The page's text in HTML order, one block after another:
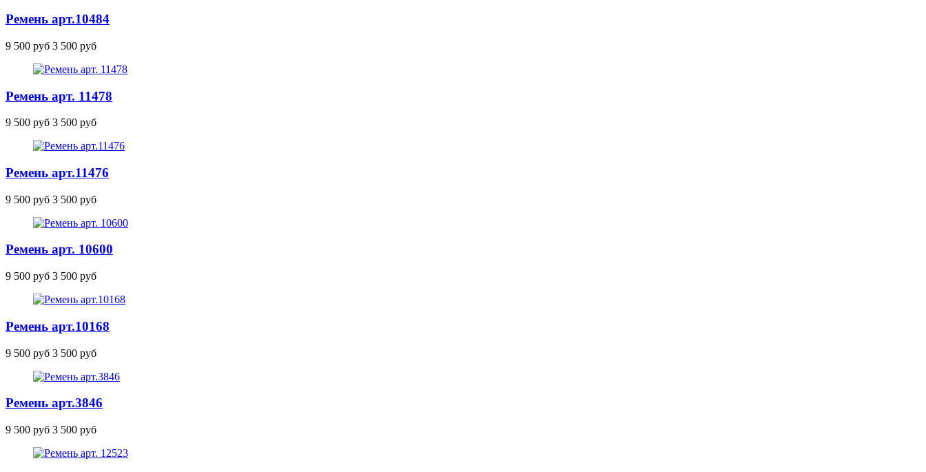
Ремень арт.10484
9 500 руб 3 500 руб
Ремень арт. 11478
9 500 руб 3 500 руб
Ремень арт.11476
9 500 руб 3 500 руб
Ремень арт. 10600
9 500 руб 3 500 руб
Ремень арт.10168
9 500 руб 3 500 руб
Ремень арт.3846
9 500 руб 3 500 руб